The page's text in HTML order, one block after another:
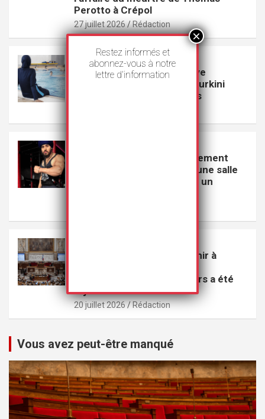
Perotto à Crépol
27 juillet 2026 Rédaction
VEILLE
Le Conseil d’État de Genève
suspend l’interdiction du burkini
dans les piscines publiques
GoodLife s’excuse publiquement
pour avoir exclu un Sikh d’une salle
de sport parce qu’il portait un
Le projet de loi visant à punir à
multirécidivistes de mineurs a été
rejeté
20 juillet 2026 Rédaction
Vous avez peut-être manqué
Restez informés et
abonnez-vous à notre
lettre d’information